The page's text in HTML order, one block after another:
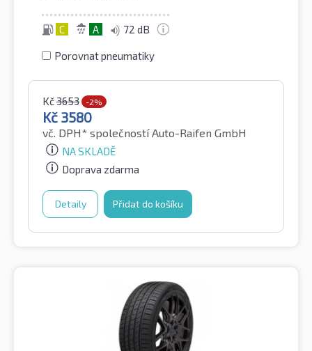
C A 72 dB
Porovnat pneumatiky
Kč3653 -2%
Kč 3580
vč. DPH* společností Auto-Raifen GmbH
NA SKLADĚ
Doprava zdarma
Detaily Přidat do košíku